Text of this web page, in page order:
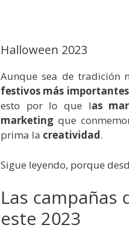
Halloween 2023
Aunque sea de tradición
festivos más
esto por lo que las
marketing que
prima la creatividad.
Sigue leyendo, porque
Las
este 2023